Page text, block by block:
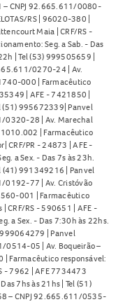
– CNPJ 92.665.611/0080-
RS | 96020-380 |
Maia | CRF/RS -
Seg. a Sab. - Das
| Tel (53) 999505659 |
0270-24 | Av.
000 | Farmacêutico
| AFE - 7421850 |
(51) 995672339| Panvel
0320-28 | Av. Marechal
| Farmacêutico
CRF/PR - 24873 | AFE -
a Sex. - Das 7s às 23h.
(41) 991349216 | Panvel
0192-77 | Av. Cristóvão
001 | Farmacêutico
CRF/RS - 590651 | AFE -
a Sex. - Das 7:30h às 22hs.
999064279 | Panvel
0514-05 | Av. Boqueirão –
| Farmacêutico responsável:
- 7962 | AFE 7734473
7hs às 21hs | Tel (51)
– CNPJ 92.665.611/0535-